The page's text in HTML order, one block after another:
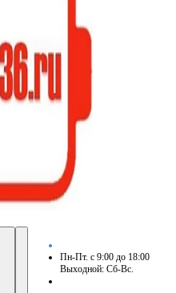
Пн-Пт. с 9:00 до 18:00
Выходной: Сб-Вс.